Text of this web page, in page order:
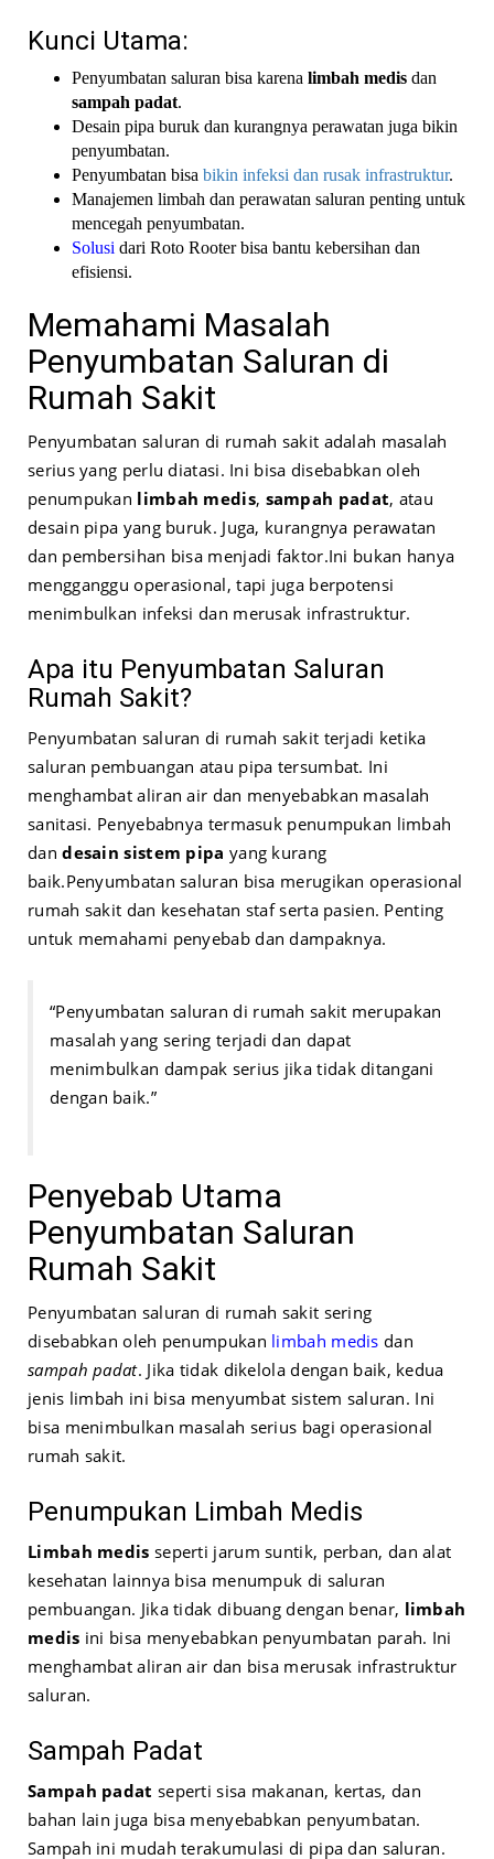
Kunci Utama:
Penyumbatan saluran bisa karena limbah medis dan
sampah padat.
Desain pipa buruk dan kurangnya perawatan juga bikin
penyumbatan.
Penyumbatan bisa bikin infeksi dan rusak infrastruktur.
Manajemen limbah dan perawatan saluran penting untuk
mencegah penyumbatan.
Solusi dari Roto Rooter bisa bantu kebersihan dan
efisiensi.
Memahami Masalah
Penyumbatan Saluran di
Rumah Sakit
Penyumbatan saluran di rumah sakit adalah masalah
serius yang perlu diatasi. Ini bisa disebabkan oleh
penumpukan limbah medis, sampah padat, atau
desain pipa yang buruk. Juga, kurangnya perawatan
dan pembersihan bisa menjadi faktor.Ini bukan hanya
mengganggu operasional, tapi juga berpotensi
menimbulkan infeksi dan merusak infrastruktur.
Apa itu Penyumbatan Saluran
Rumah Sakit?
Penyumbatan saluran di rumah sakit terjadi ketika
saluran pembuangan atau pipa tersumbat. Ini
menghambat aliran air dan menyebabkan masalah
sanitasi. Penyebabnya termasuk penumpukan limbah
dandesain sistem pipa yang kurang
baik.Penyumbatan saluran bisa merugikan operasional
rumah sakit dan kesehatan staf serta pasien. Penting
untuk memahami penyebab dan dampaknya.
“Penyumbatan saluran di rumah sakit merupakan
masalah yang sering terjadi dan dapat
menimbulkan dampak serius jika tidak ditangani
dengan baik.”
Penyebab Utama
Penyumbatan Saluran
Rumah Sakit
Penyumbatan saluran di rumah sakit sering
disebabkan oleh penumpukan limbah medis dan
sampah padat. Jika tidak dikelola dengan baik, kedua
jenis limbah ini bisa menyumbat sistem saluran. Ini
bisa menimbulkan masalah serius bagi operasional
rumah sakit.
Penumpukan Limbah Medis
Limbah medis seperti jarum suntik, perban, dan alat
kesehatan lainnya bisa menumpuk di saluran
pembuangan. Jika tidak dibuang dengan benar, limbah
medis ini bisa menyebabkan penyumbatan parah. Ini
menghambat aliran air dan bisa merusak infrastruktur
saluran.
Sampah Padat
Sampah padat seperti sisa makanan, kertas, dan
bahan lain juga bisa menyebabkan penyumbatan.
Sampah ini mudah terakumulasi di pipa dan saluran.